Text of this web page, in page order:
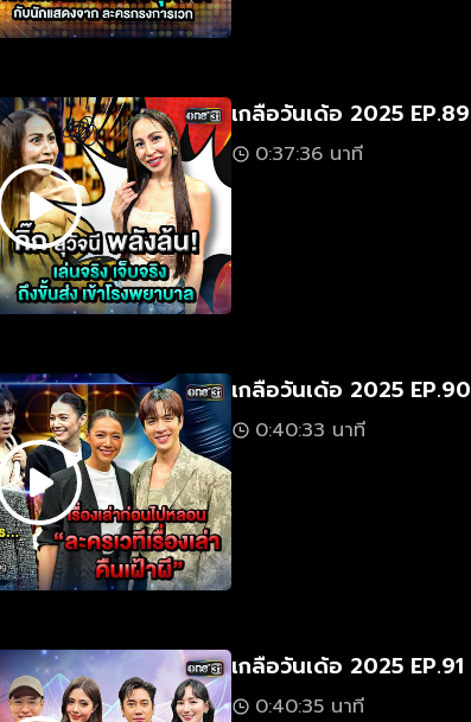
เกลือวันเด้อ 2025 EP.89
0:37:36 นาที
เกลือวันเด้อ 2025 EP.90
0:40:33 นาที
เกลือวันเด้อ 2025 EP.91
0:40:35 นาที